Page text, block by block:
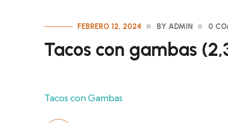
FEBRERO 12, 2024 BY ADMIN 0
Tacos con gambas
Tacos con Gambas